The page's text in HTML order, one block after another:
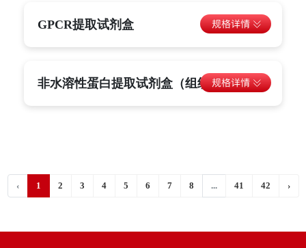
GPCR提取试剂盒
非水溶性蛋白提取试剂盒（组织）
‹ 1 2 3 4 5 6 7 8 ... 41 42 ›